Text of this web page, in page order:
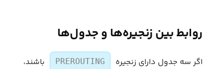
روابط بین زنجیره‌ها و جدول‌ها
اگر سه جدول دارای زنجیره PREROUTING
باشند،